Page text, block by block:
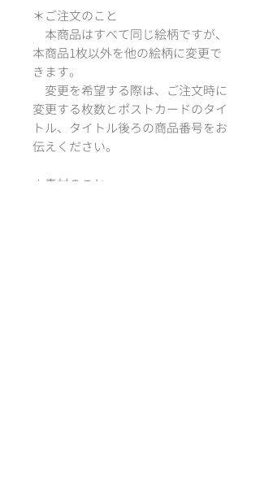
＊ご注文のこと
本商品はすべて同じ絵柄ですが、
本商品1枚以外を他の絵柄に変更で
きます。
変更を希望する際は、ご注文時に
変更する枚数とポストカードのタイ
トル、タイトル後ろの商品番号をお
伝えください。
＊素材のこと